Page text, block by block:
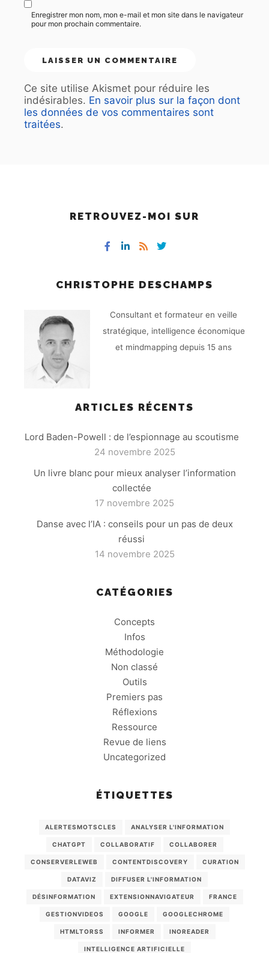
Enregistrer mon nom, mon e-mail et mon site dans le navigateur
pour mon prochain commentaire.
Ce site utilise Akismet pour réduire les
indésirables. En savoir plus sur la façon dont
les données de vos commentaires sont
traitées.
RETROUVEZ-MOI SUR
CHRISTOPHE DESCHAMPS
Consultant et formateur en veille
stratégique, intelligence économique
et mindmapping depuis 15 ans
ARTICLES RÉCENTS
Lord Baden-Powell : de l’espionnage au scoutisme
24 novembre 2025
Un livre blanc pour mieux analyser l’information
collectée
17 novembre 2025
Danse avec l’IA : conseils pour un pas de deux
réussi
14 novembre 2025
CATÉGORIES
Concepts
Infos
Méthodologie
Non classé
Outils
Premiers pas
Réflexions
Ressource
Revue de liens
Uncategorized
ÉTIQUETTES
ALERTESMOTSCLES ANALYSER L'INFORMATION
CHATGPT COLLABORATIF COLLABORER
CONSERVERLEWEB CONTENTDISCOVERY CURATION
DATAVIZ DIFFUSER L'INFORMATION
DÉSINFORMATION EXTENSIONNAVIGATEUR FRANCE
GESTIONVIDEOS GOOGLE GOOGLECHROME
HTMLTORSS INFORMER INOREADER
INTELLIGENCE ARTIFICIELLE